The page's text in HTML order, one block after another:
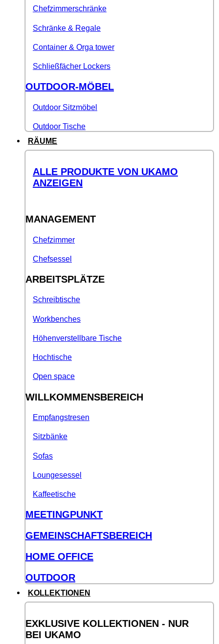
Chefzimmerschränke
Schränke & Regale
Container & Orga tower
Schließfächer Lockers
OUTDOOR-MÖBEL
Outdoor Sitzmöbel
Outdoor Tische
RÄUME
ALLE PRODUKTE VON UKAMO
ANZEIGEN
MANAGEMENT
Chefzimmer
Chefsessel
ARBEITSPLÄTZE
Schreibtische
Workbenches
Höhenverstellbare Tische
Hochtische
Open space
WILLKOMMENSBEREICH
Empfangstresen
Sitzbänke
Sofas
Loungesessel
Kaffeetische
MEETINGPUNKT
GEMEINSCHAFTSBEREICH
HOME OFFICE
OUTDOOR
KOLLEKTIONEN
EXKLUSIVE KOLLEKTIONEN - NUR
BEI UKAMO